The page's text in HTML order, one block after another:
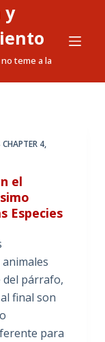
y
teme a la
4,
el
Especies
párrafo,
final son
para